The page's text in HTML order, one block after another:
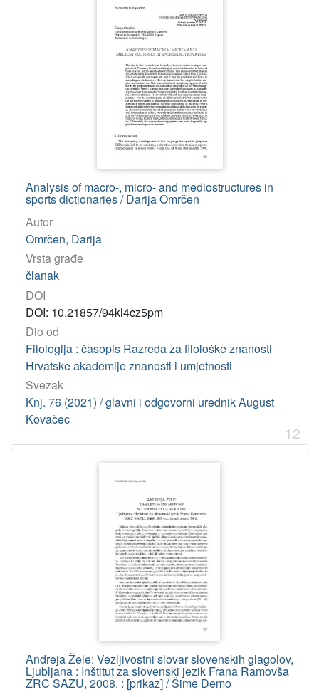
Analysis of macro-, micro- and mediostructures in
sports dictionaries / Darija Omrčen
Autor
Omrčen, Darija
Vrsta građe
članak
DOI
DOI: 10.21857/94kl4cz5pm
Dio od
Filologija : časopis Razreda za filološke znanosti
Hrvatske akademije znanosti i umjetnosti
Svezak
Knj. 76 (2021) / glavni i odgovorni urednik August
Kovačec
12
Andreja Žele: Vezljivostni slovar slovenskih glagolov,
Ljubljana : Inštitut za slovenski jezik Frana Ramovša
ZRC SAZU, 2008. : [prikaz] / Šime Demo